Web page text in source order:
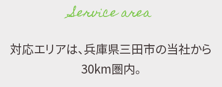
Service area
対応エリアは、兵庫県三田市の当社から
30km圏内。